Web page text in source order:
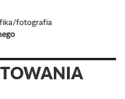
fotografia